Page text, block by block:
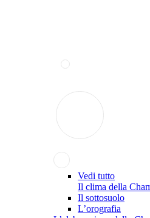
Vedi tutto
Il clima della
Il sottosuolo
L’orografia